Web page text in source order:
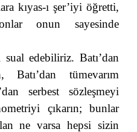
kıyas-ı şer’iyi öğretti,
onun sayesinde
edebiliriz. Batı’dan
Batı’dan tümevarım
serbest sözleşmeyi
çıkarın; bunlar
ne varsa hepsi sizin